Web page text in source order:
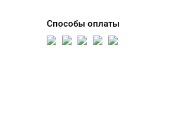
Способы оплаты